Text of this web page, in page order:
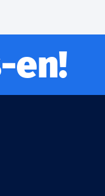
en!